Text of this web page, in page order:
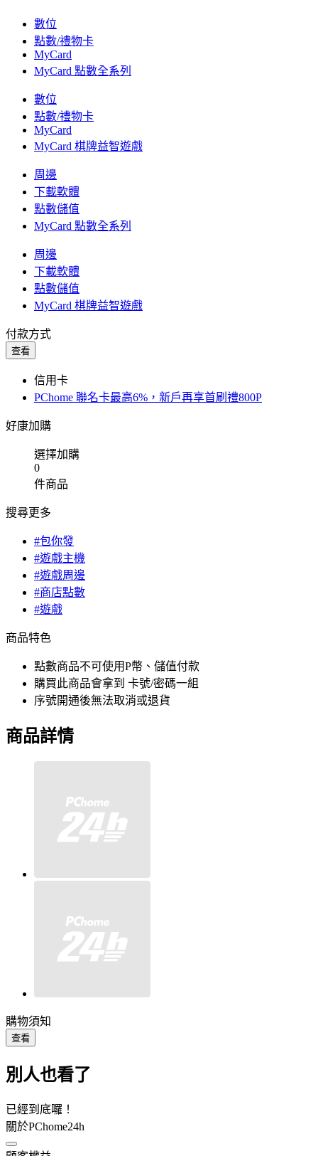
數位
點數/禮物卡
MyCard
MyCard 點數全系列
數位
點數/禮物卡
MyCard
MyCard 棋牌益智遊戲
周邊
下載軟體
點數儲值
MyCard 點數全系列
周邊
下載軟體
點數儲值
MyCard 棋牌益智遊戲
付款方式
查看
信用卡
PChome 聯名卡最高6%，新戶再享首刷禮800P
好康加購
選擇加購
0
件商品
搜尋更多
#包你發
#遊戲主機
#遊戲周邊
#商店點數
#遊戲
商品特色
點數商品不可使用P幣、儲值付款
購買此商品會拿到 卡號/密碼一組
序號開通後無法取消或退貨
商品詳情
購物須知
查看
別人也看了
已經到底囉！
關於PChome24h